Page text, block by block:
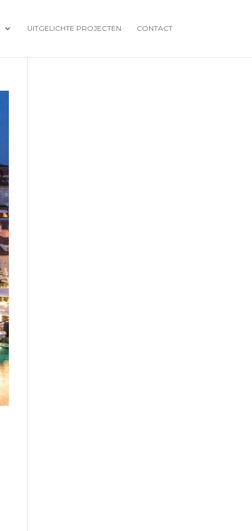
UITGELICHTE PROJECTEN CONTACT